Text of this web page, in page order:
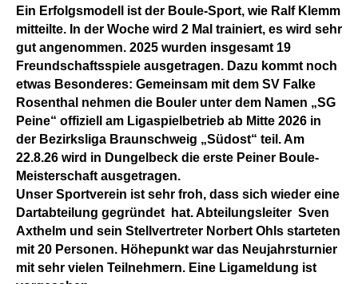
Ein Erfolgsmodell ist der Boule-Sport, wie Ralf Klemm
mitteilte. In der Woche wird 2 Mal trainiert, es wird sehr
gut angenommen. 2025 wurden insgesamt 19
Freundschaftsspiele ausgetragen. Dazu kommt noch
etwas Besonderes: Gemeinsam mit dem SV Falke
Rosenthal nehmen die Bouler unter dem Namen „SG
Peine“ offiziell am Ligaspielbetrieb ab Mitte 2026 in
der Bezirksliga Braunschweig „Südost“ teil. Am
22.8.26 wird in Dungelbeck die erste Peiner Boule-
Meisterschaft ausgetragen.
Unser Sportverein ist sehr froh, dass sich wieder eine
Dartabteilung gegründet hat. Abteilungsleiter Sven
Axthelm und sein Stellvertreter Norbert Ohls starteten
mit 20 Personen. Höhepunkt war das Neujahrsturnier
mit sehr vielen Teilnehmern. Eine Ligameldung ist